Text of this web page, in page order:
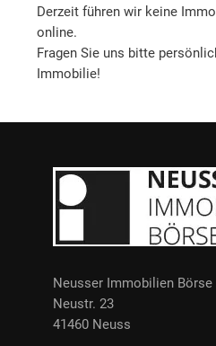
Derzeit führen wir keine
online.
Fragen Sie uns bitte
Immobilie!
Neusser Immobilien Börse
Neustr. 23
41460 Neuss